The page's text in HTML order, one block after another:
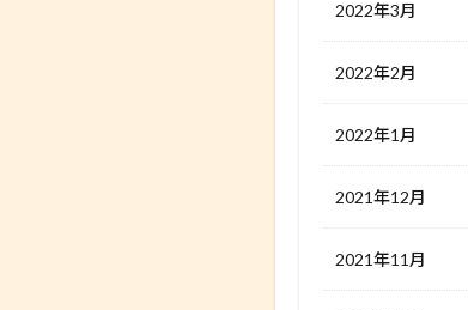
2022年3月
2022年2月
2022年1月
2021年12月
2021年11月